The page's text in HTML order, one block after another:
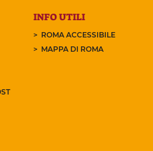
INFO UTILI
ROMA ACCESSIBILE
MAPPA DI ROMA